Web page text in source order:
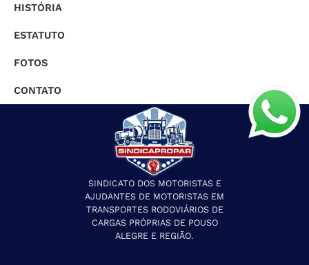
HISTÓRIA
ESTATUTO
FOTOS
CONTATO
SINDICATO DOS MOTORISTAS E
AJUDANTES DE MOTORISTAS EM
TRANSPORTES RODOVIÁRIOS DE
CARGAS PRÓPRIAS DE POUSO
ALEGRE E REGIÃO.